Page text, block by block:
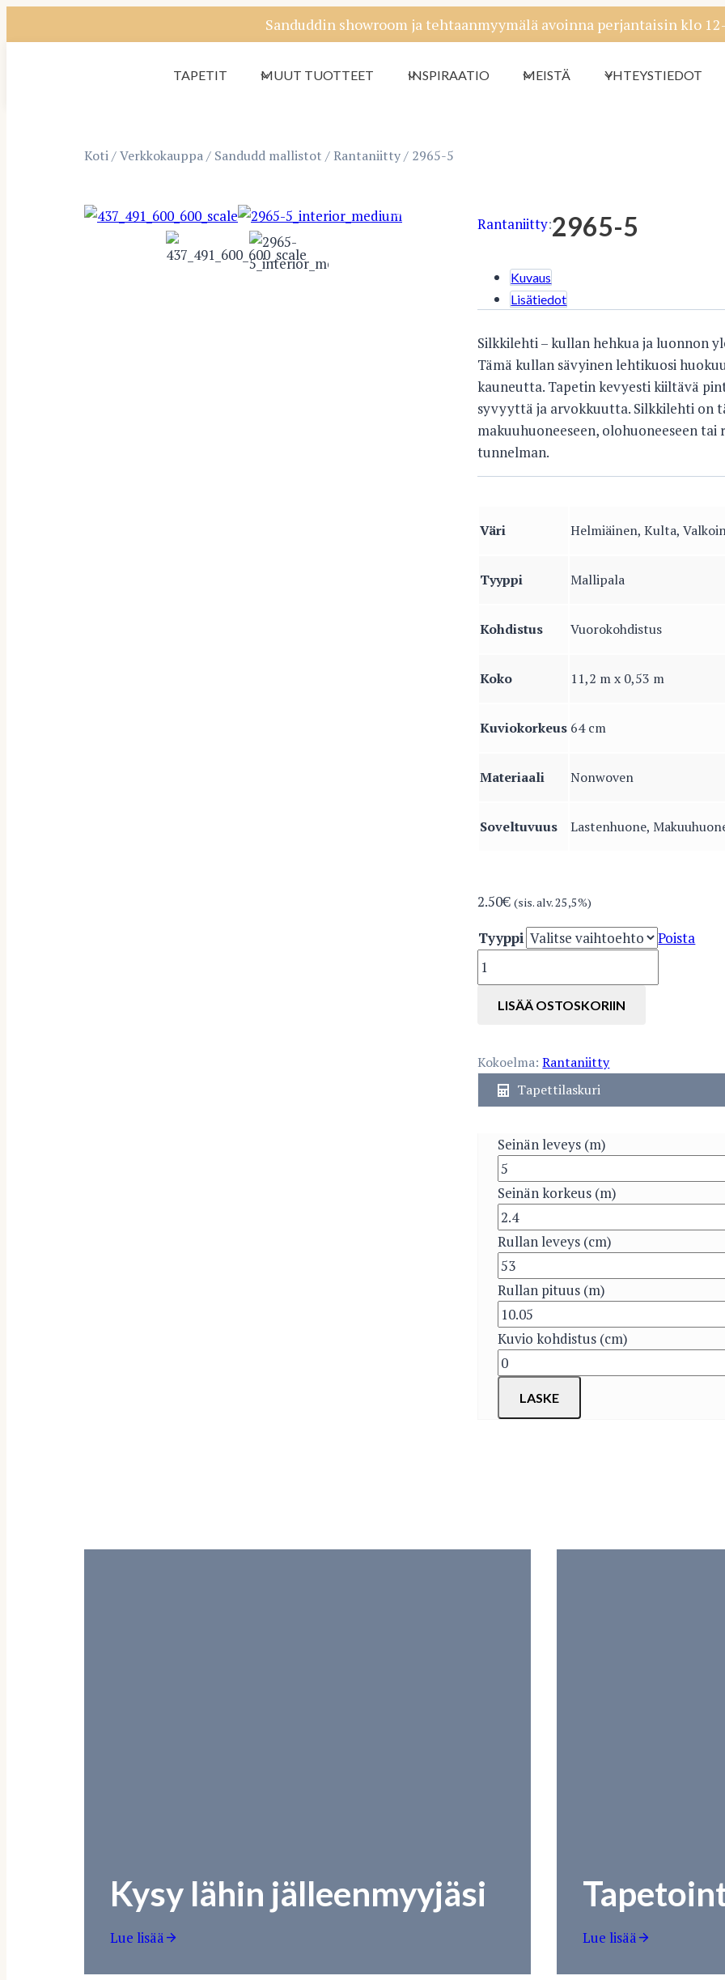
sisältöön
Sanduddin showroom ja tehtaanmyymälä avoinna perjantaisin klo
TAPETIT MUUT TUOTTEET INSPIRAATIO MEISTÄ YHTEYSTIEDOT
Koti/Verkkokauppa/ Sandudd mallistot /Rantaniitty/ 2965-5
Rantaniitty:2965-5
Kuvaus
Lisätiedot
Silkkilehti – kullan hehkua ja luonnon
Tämä kullan sävyinen lehtikuosi
kauneutta. Tapetin kevyesti kiiltävä
syvyyttä ja arvokkuutta. Silkkilehti on
makuuhuoneeseen, olohuoneeseen
tunnelman.
Väri Helmiäinen, Kulta,
Tyyppi Mallipala
Kohdistus Vuorokohdistus
Koko 11,2 m x 0,53 m
Kuviokorkeus 64 cm
Materiaali Nonwoven
Soveltuvuus Lastenhuone,
2.50€ (sis. alv. 25,5%)
Tyyppi
Poista
2965-
5
määrä
LISÄÄ OSTOSKORIIN
Kokoelma:Rantaniitty
Tapettilaskuri
Seinän leveys (m)
Seinän korkeus (m)
Rullan leveys (cm)
Rullan pituus (m)
Kuvio kohdistus (cm)
LASKE
Kysy lähin jälleenmyyjäsi
Lue lisää Lue lisää